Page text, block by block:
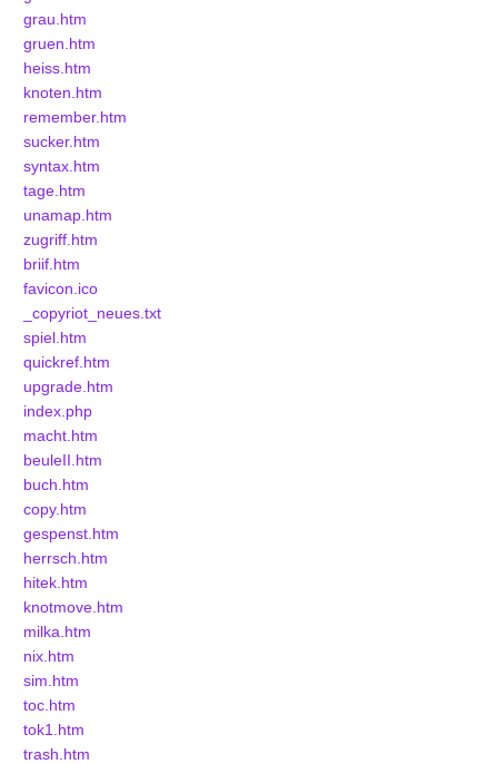
grau.htm
gruen.htm
heiss.htm
knoten.htm
remember.htm
sucker.htm
syntax.htm
tage.htm
unamap.htm
zugriff.htm
briif.htm
favicon.ico
_copyriot_neues.txt
spiel.htm
quickref.htm
upgrade.htm
index.php
macht.htm
beuleII.htm
buch.htm
copy.htm
gespenst.htm
herrsch.htm
hitek.htm
knotmove.htm
milka.htm
nix.htm
sim.htm
toc.htm
tok1.htm
trash.htm